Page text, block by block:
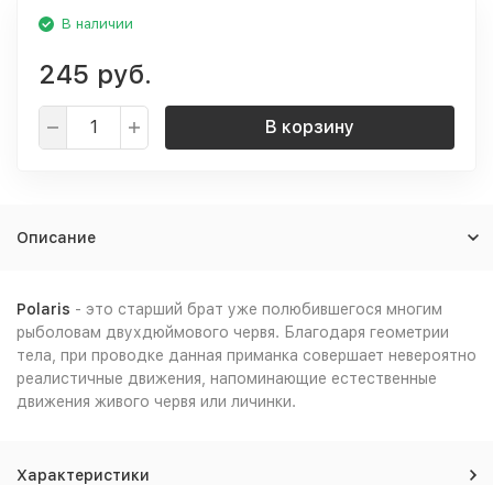
В наличии
245 руб.
В корзину
Описание
Polaris - это старший брат уже полюбившегося многим
рыболовам двухдюймового червя. Благодаря геометрии
тела, при проводке данная приманка совершает невероятно
реалистичные движения, напоминающие естественные
движения живого червя или личинки.
Характеристики